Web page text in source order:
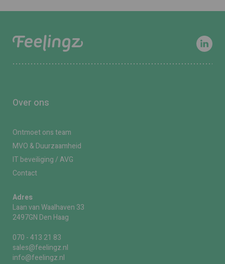
Over ons
Ontmoet ons team
MVO & Duurzaamheid
IT beveiliging / AVG
Contact
Adres
Laan van Waalhaven 33
2497GN Den Haag
070 - 413 21 83
sales@feelingz.nl
info@feelingz.nl